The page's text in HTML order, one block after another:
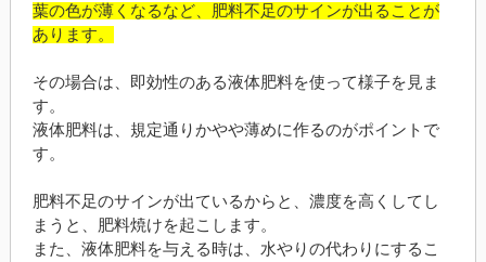
葉の色が薄くなるなど、肥料不足のサインが出ることが
あります。
その場合は、即効性のある液体肥料を使って様子を見ま
す。
液体肥料は、規定通りかやや薄めに作るのがポイントで
す。
肥料不足のサインが出ているからと、濃度を高くしてし
まうと、肥料焼けを起こします。
また、液体肥料を与える時は、水やりの代わりにするこ